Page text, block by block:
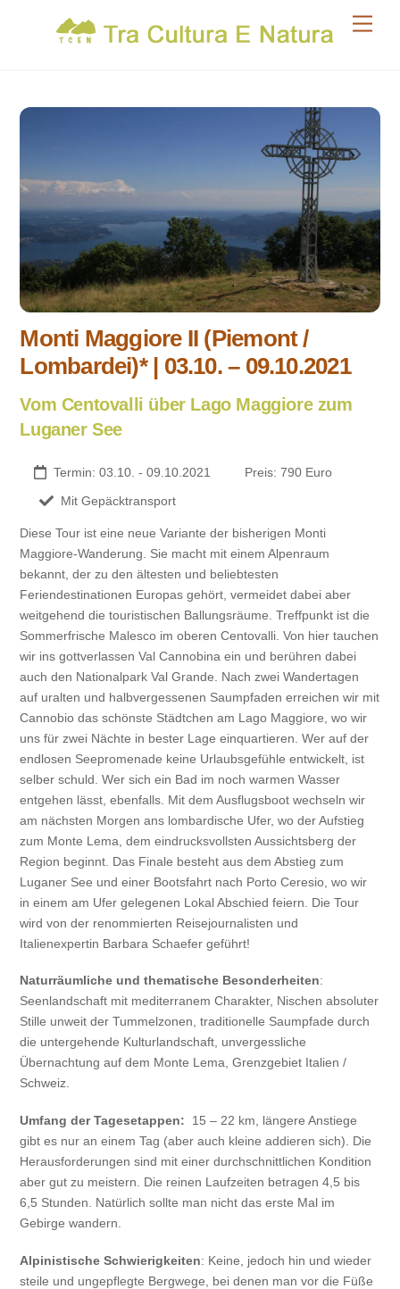
Monti Maggiore II (Piemont /
Lombardei)* | 03.10. – 09.10.2021
Vom Centovalli über Lago Maggiore zum
Luganer See
Termin: 03.10. - 09.10.2021
Preis: 790 Euro
Mit Gepäcktransport
Diese Tour ist eine neue Variante der bisherigen Monti
Maggiore-Wanderung. Sie macht mit einem Alpenraum
bekannt, der zu den ältesten und beliebtesten
Feriendestinationen Europas gehört, vermeidet dabei aber
weitgehend die touristischen Ballungsräume. Treffpunkt ist die
Sommerfrische Malesco im oberen Centovalli. Von hier tauchen
wir ins gottverlassen Val Cannobina ein und berühren dabei
auch den Nationalpark Val Grande. Nach zwei Wandertagen
auf uralten und halbvergessenen Saumpfaden erreichen wir mit
Cannobio das schönste Städtchen am Lago Maggiore, wo wir
uns für zwei Nächte in bester Lage einquartieren. Wer auf der
endlosen Seepromenade keine Urlaubsgefühle entwickelt, ist
selber schuld. Wer sich ein Bad im noch warmen Wasser
entgehen lässt, ebenfalls. Mit dem Ausflugsboot wechseln wir
am nächsten Morgen ans lombardische Ufer, wo der Aufstieg
zum Monte Lema, dem eindrucksvollsten Aussichtsberg der
Region beginnt. Das Finale besteht aus dem Abstieg zum
Luganer See und einer Bootsfahrt nach Porto Ceresio, wo wir
in einem am Ufer gelegenen Lokal Abschied feiern. Die Tour
wird von der renommierten Reisejournalisten und
Italienexpertin Barbara Schaefer geführt!
Naturräumliche und thematische Besonderheiten:
Seenlandschaft mit mediterranem Charakter, Nischen absoluter
Stille unweit der Tummelzonen, traditionelle Saumpfade durch
die untergehende Kulturlandschaft, unvergessliche
Übernachtung auf dem Monte Lema, Grenzgebiet Italien /
Schweiz.
Umfang der Tagesetappen: 15 – 22 km, längere Anstiege
gibt es nur an einem Tag (aber auch kleine addieren sich). Die
Herausforderungen sind mit einer durchschnittlichen Kondition
aber gut zu meistern. Die reinen Laufzeiten betragen 4,5 bis
6,5 Stunden. Natürlich sollte man nicht das erste Mal im
Gebirge wandern.
Alpinistische Schwierigkeiten: Keine, jedoch hin und wieder
steile und ungepflegte Bergwege, bei denen man vor die Füße